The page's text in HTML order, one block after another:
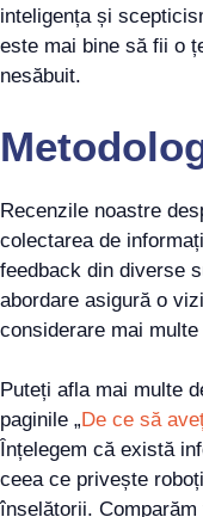
inteligența și
este mai bine să fii o
nesăbuit.
Recenzile noastre
colectarea de
feedback din diverse
abordare asigură o
considerare mai
Puteți afla mai multe
paginile „De ce să
Înțelegem că există
ceea ce privește
înșelătorii.